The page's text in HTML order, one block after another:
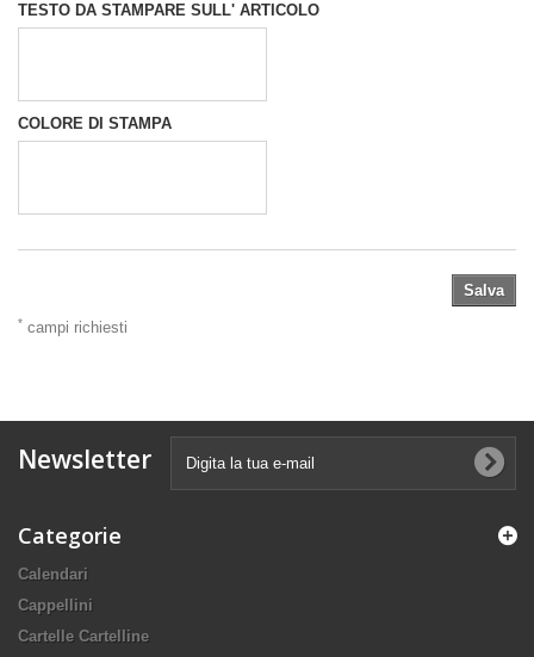
TESTO DA STAMPARE SULL' ARTICOLO
COLORE DI STAMPA
Salva
* campi richiesti
Newsletter
Categorie
Calendari
Cappellini
Cartelle Cartelline